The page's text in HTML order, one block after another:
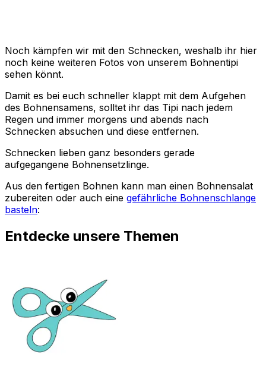
Noch kämpfen wir mit den Schnecken, weshalb ihr hier
noch keine weiteren Fotos von unserem Bohnentipi
sehen könnt.
Damit es bei euch schneller klappt mit dem Aufgehen
des Bohnensamens, solltet ihr das Tipi nach jedem
Regen und immer morgens und abends nach
Schnecken absuchen und diese entfernen.
Schnecken lieben ganz besonders gerade
aufgegangene Bohnensetzlinge.
Aus den fertigen Bohnen kann man einen Bohnensalat
zubereiten oder auch eine gefährliche Bohnenschlange
basteln:
Entdecke unsere Themen